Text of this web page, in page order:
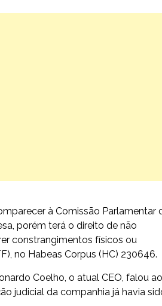
à Comissão Parlamentar
porém terá o direito de não
constrangimentos físicos ou
no Habeas Corpus (HC) 230646.
Coelho, o atual CEO, falou
judicial da companhia já havia